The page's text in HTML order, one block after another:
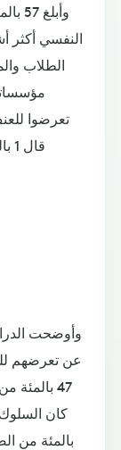
الطلاب
عن تعرضهم
47
بالمئة من